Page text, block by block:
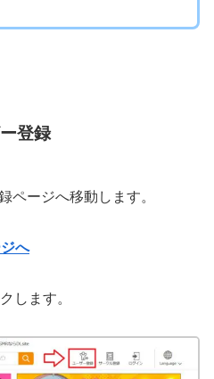
登録
ページへ移動します。
へ
します。